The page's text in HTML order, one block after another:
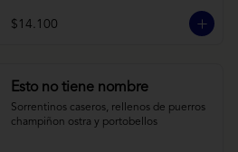
$14.100
Esto no tiene nombre
Sorrentinos caseros, rellenos de puerros
champiñon ostra y portobellos